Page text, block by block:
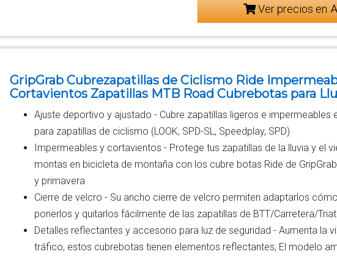
Ver precios en
GripGrab Cubrezapatillas de Ciclismo Ride
Cortavientos Zapatillas MTB Road Cubrebotas para
Ajuste deportivo y ajustado - Cubre zapatillas ligeros e impermeables
para zapatillas de ciclismo (LOOK, SPD-SL, Speedplay, SPD)
Impermeables y cortavientos - Protege tus zapatillas de la lluvia y el
montas en bicicleta de montaña con los cubre botas Ride de
y primavera
Cierre de velcro - Su ancho cierre de velcro permiten adaptarlos
ponerlos y quitarlos fácilmente de las zapatillas de BTT/Carretera/
Detalles reflectantes y accesorio para luz de seguridad - Aumenta la
tráfico, estos cubrebotas tienen elementos reflectantes; El modelo